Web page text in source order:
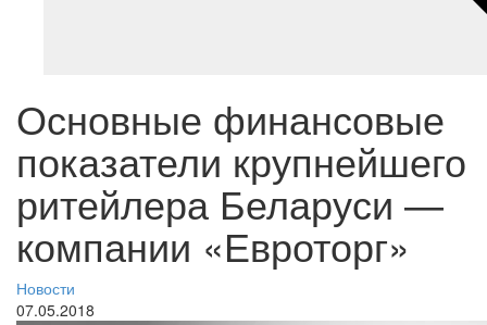
Основные финансовые
показатели крупнейшего
ритейлера Беларуси —
компании «Евроторг»
Новости
07.05.2018